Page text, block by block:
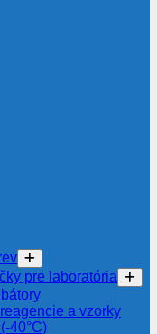
pre laboratória
a vzorky
40°C)